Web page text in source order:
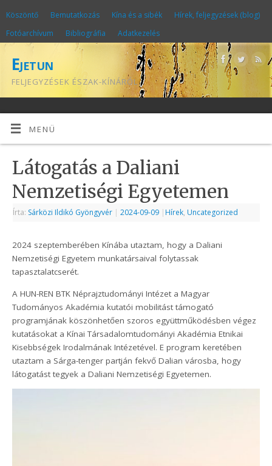
Köszöntő Bemutatkozás Kína és a sibék
Hírek, feljegyzések (blog)
Fotóarchívum
Bibliográfia Adatkezelés
Ejetun
FELJEGYZÉSEK ÉSZAK-KÍNÁRÓL
MENÜ
Látogatás a Daliani
Nemzetiségi Egyetemen
Írta: Sárközi Ildikó Gyöngyvér | 2024-09-09 | Hírek, Uncategorized
2024 szeptemberében Kínába utaztam, hogy a Daliani
Nemzetiségi Egyetem munkatársaival folytassak
tapasztalatcserét.
A HUN-REN BTK Néprajztudományi Intézet a Magyar
Tudományos Akadémia kutatói mobilitást támogató
programjának köszönhetően szoros együttműködésben végez
kutatásokat a Kínai Társadalomtudományi Akadémia Etnikai
Kisebbségek Irodalmának Intézetével. E program keretében
utaztam a Sárga-tenger partján fekvő Dalian városba, hogy
látogatást tegyek a Daliani Nemzetiségi Egyetemen.